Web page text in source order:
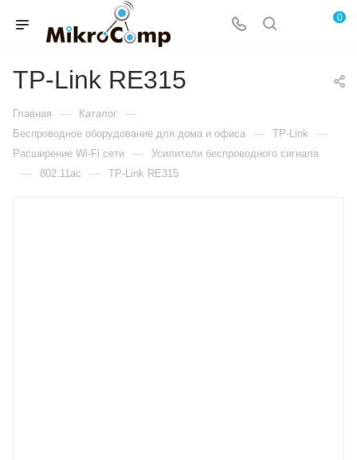
0
TP-Link RE315
Главная — Каталог —
Беспроводное оборудование для дома и офиса — TP-Link —
Расширение Wi-Fi сети — Усилители беспроводного сигнала
— 802.11ac — TP-Link RE315